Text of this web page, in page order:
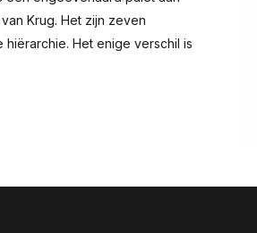
Krug. Het zijn zeven
Het enige verschil is